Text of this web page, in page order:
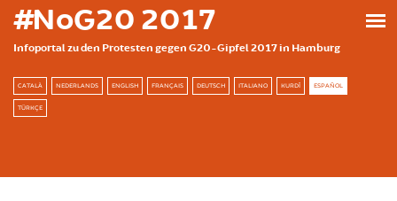
Skip to main content
#NoG20 2017
Infoportal zu den Protesten gegen G20-Gipfel 2017 in Hamburg
CATALÀ NEDERLANDS ENGLISH FRANÇAIS DEUTSCH ITALIANO KURDÎ ESPAÑOL
TÜRKÇE